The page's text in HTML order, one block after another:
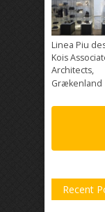
Linea Piu
Kois
Architects,
Grækenland
Recent